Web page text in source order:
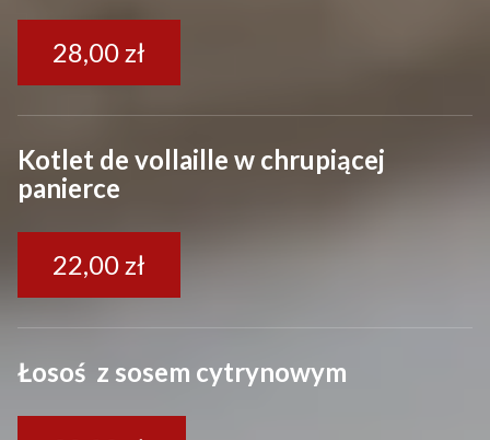
28,00 zł
Kotlet de vollaille w chrupiącej
panierce
22,00 zł
Łosoś z sosem cytrynowym